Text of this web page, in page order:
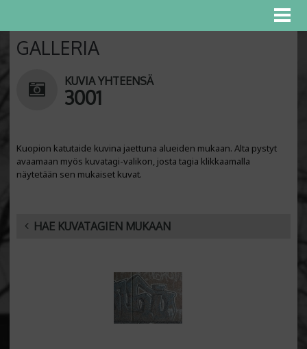
GALLERIA
KUVIA YHTEENSÄ
3001
Kuopion katutaide kuvina jaettuna alueiden mukaan. Alta pystyt
avaamaan myös kuvatagi-valikon, josta tagia klikkaamalla
näytetään sen mukaiset kuvat.
HAE KUVATAGIEN MUKAAN